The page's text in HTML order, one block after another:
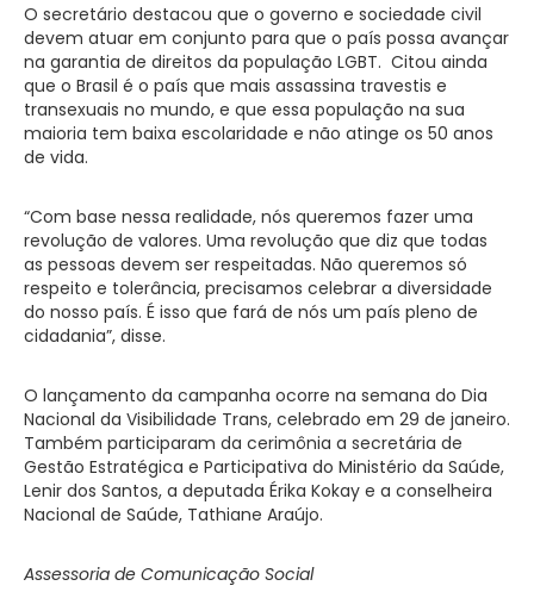
O secretário destacou que o governo e sociedade civil
devem atuar em conjunto para que o país possa avançar
na garantia de direitos da população LGBT. Citou ainda
que o Brasil é o país que mais assassina travestis e
transexuais no mundo, e que essa população na sua
maioria tem baixa escolaridade e não atinge os 50 anos
de vida.
“Com base nessa realidade, nós queremos fazer uma
revolução de valores. Uma revolução que diz que todas
as pessoas devem ser respeitadas. Não queremos só
respeito e tolerância, precisamos celebrar a diversidade
do nosso país. É isso que fará de nós um país pleno de
cidadania”, disse.
O lançamento da campanha ocorre na semana do Dia
Nacional da Visibilidade Trans, celebrado em 29 de janeiro.
Também participaram da cerimônia a secretária de
Gestão Estratégica e Participativa do Ministério da Saúde,
Lenir dos Santos, a deputada Érika Kokay e a conselheira
Nacional de Saúde, Tathiane Araújo.
Assessoria de Comunicação Social